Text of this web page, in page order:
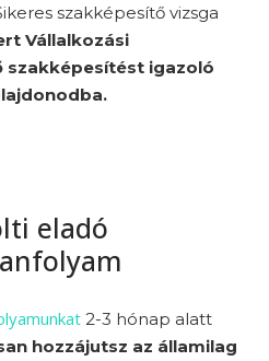
szakképesítő vizsga
Vállalkozási
szakképesítést igazoló
eladó
2-3 hónap alatt
hozzájutsz az államilag